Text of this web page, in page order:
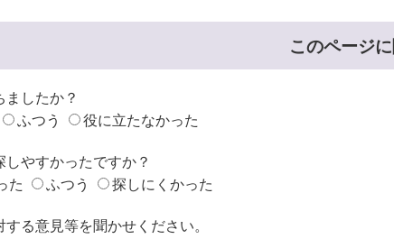
このページ
ましたか？
ふつう 役に立たなかった
しやすかったですか？
た
ふつう 探しにくかった
する意見等を聞かせください。